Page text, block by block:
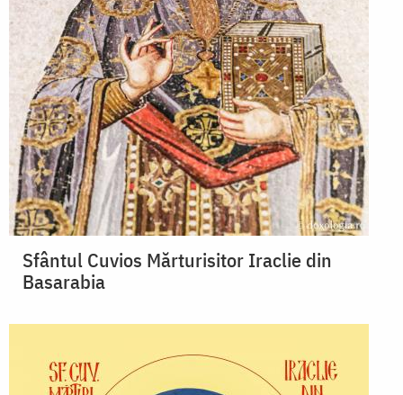
Sfântul Cuvios Mărturisitor Iraclie din
Basarabia